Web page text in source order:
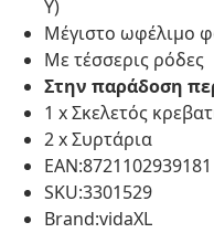
Υ)
Μέγιστο ωφέλιμο
Με τέσσερις ρόδες
Στην παράδοση
1 x Σκελετός
2 x Συρτάρια
EAN:8721102939181
SKU:3301529
Brand:vidaXL